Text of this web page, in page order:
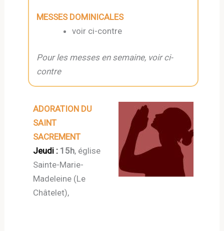
MESSES DOMINICALES
voir ci-contre
Pour les messes en semaine, voir ci-
contre
ADORATION DU
SAINT
SACREMENT
Jeudi : 15h, église
Sainte-Marie-
Madeleine (Le
Châtelet),